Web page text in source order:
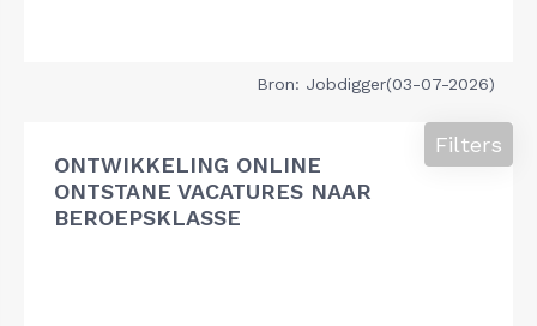
Bron: Jobdigger(03-07-2026)
ONTWIKKELING ONLINE
ONTSTANE VACATURES NAAR
BEROEPSKLASSE
Filters